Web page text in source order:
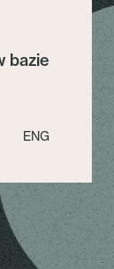
bazie
ENG